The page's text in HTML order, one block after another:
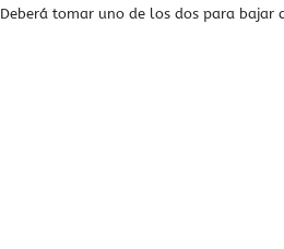
Deberá tomar uno de los dos para